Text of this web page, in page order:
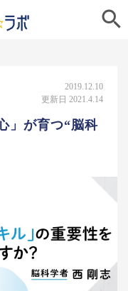

2019.12.10
更新日 2021.4.14
」が育つ“脳科